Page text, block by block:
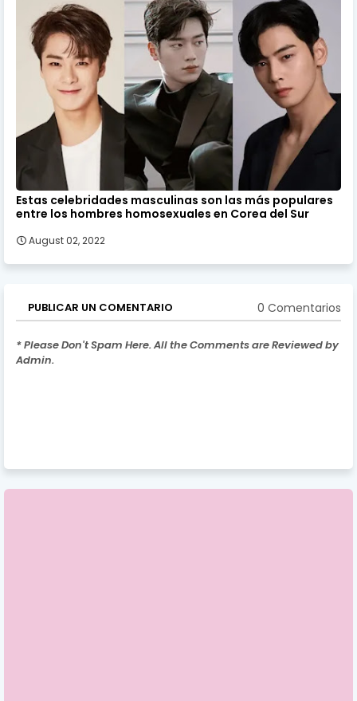
Estas celebridades masculinas son las más populares
entre los hombres homosexuales en Corea del Sur
August 02, 2022
PUBLICAR UN COMENTARIO 0 Comentarios
* Please Don't Spam Here. All the Comments are Reviewed by
Admin.